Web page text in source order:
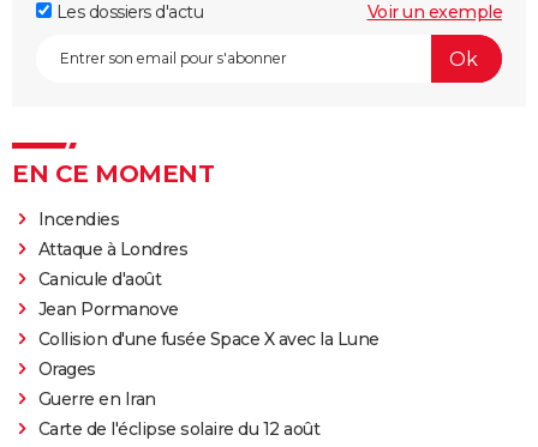
Les dossiers d'actu
Voir un exemple
EN CE MOMENT
Incendies
Attaque à Londres
Canicule d'août
Jean Pormanove
Collision d'une fusée Space X avec la Lune
Orages
Guerre en Iran
Carte de l'éclipse solaire du 12 août